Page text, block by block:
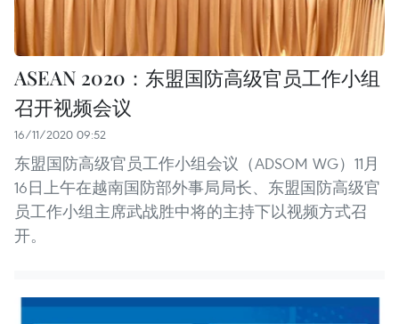
ASEAN 2020：东盟国防高级官员工作小组
召开视频会议
16/11/2020 09:52
东盟国防高级官员工作小组会议（ADSOM WG）11月
16日上午在越南国防部外事局局长、东盟国防高级官
员工作小组主席武战胜中将的主持下以视频方式召
开。